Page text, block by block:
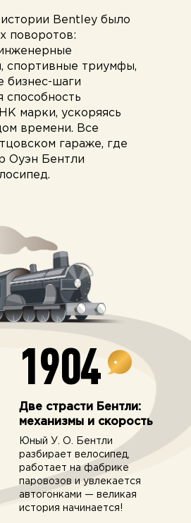
истории Bentley было
поворотов:
спортивные триумфы,
бизнес-шаги
способность
марки, ускоряясь
времени. Все
гараже, где
Оуэн Бентли
1904
Две страсти Бентли:
механизмы и скорость
Юный У. О. Бентли
разбирает велосипед,
работает на фабрике
паровозов и увлекается
автогонками — великая
история начинается!